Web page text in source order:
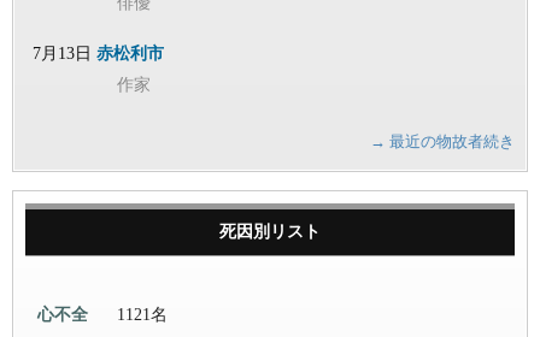
7月13日 赤松利市
作家
→ 最近の物故者続き
死因別リスト
心不全 1121名